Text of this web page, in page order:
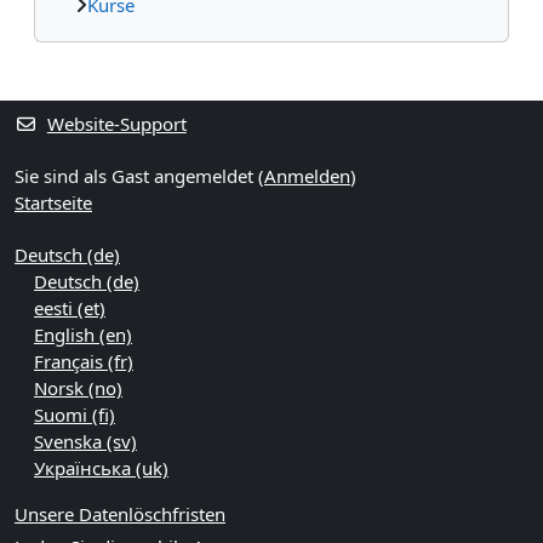
Ergänzungsblöcke
Website-Support
Sie sind als Gast angemeldet (Anmelden)
Startseite
Deutsch ‎(de)‎
Deutsch ‎(de)‎
eesti ‎(et)‎
English ‎(en)‎
Français ‎(fr)‎
Norsk ‎(no)‎
Suomi ‎(fi)‎
Svenska ‎(sv)‎
Українська ‎(uk)‎
Unsere Datenlöschfristen